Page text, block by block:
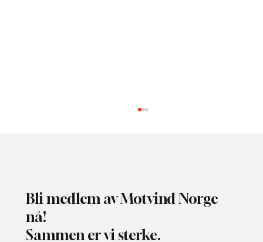
Bli medlem av Motvind Norge
nå!
Sammen er vi sterke.